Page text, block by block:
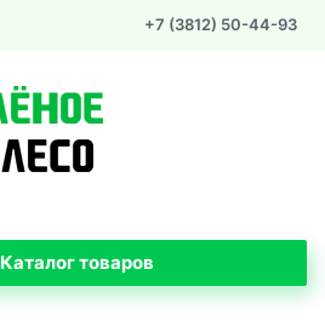
+7 (3812) 50-44-93
Каталог товаров